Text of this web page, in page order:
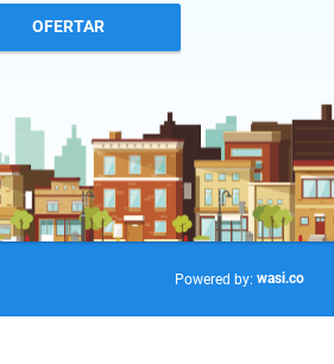
OFERTAR
Powered by: wasi.co